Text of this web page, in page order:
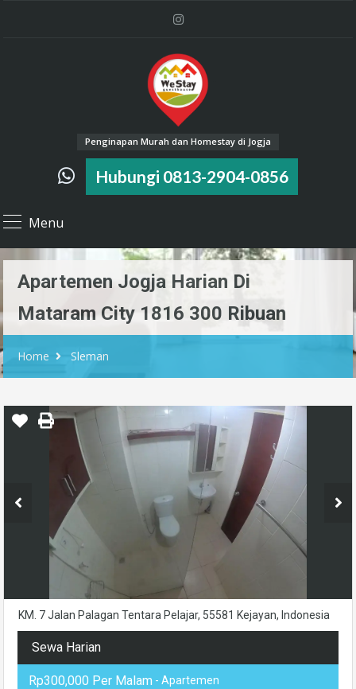
Penginapan Murah dan Homestay di Jogja
Hubungi 0813-2904-0856
Menu
Apartemen Jogja Harian Di
Mataram City 1816 300 Ribuan
Home Sleman
KM. 7 Jalan Palagan Tentara Pelajar, 55581 Kejayan, Indonesia
Sewa Harian
Rp300,000 Per Malam - Apartemen